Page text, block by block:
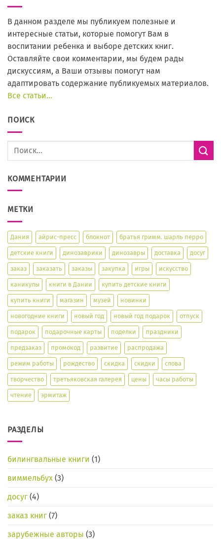
В данном разделе мы публикуем полезные и
интересные статьи, которые помогут Вам в
воспитании ребенка и выборе детских книг.
Оставляйте свои комментарии, мы будем рады
дискуссиям, а Ваши отзывы помогут нам
адаптировать содержание публикуемых материалов.
Все статьи…
ПОИСК
КОММЕНТАРИИ
МЕТКИ
Дания айрис-пресс блокнот братья гримм. шарль перро
детские книги динозаврики динозавры доставка досуг
заказ заказать заказы закупка игры искусство
каникулы книги в Дании купить детские книги
купить книги магазин музей новинки
новогодние книги новый год новый год подарок отпуск
подарок подарочные карты поделки праздники
предзаказ промокод развитие распродажа
режим работы рождество скидка скидки слова
творчество третьяковская галерея цены часы работы
чтение эрмитаж
РАЗДЕЛЫ
билингвальные книги (1)
виммельбух (3)
досуг (4)
заказ книг (7)
зарубежные авторы (3)